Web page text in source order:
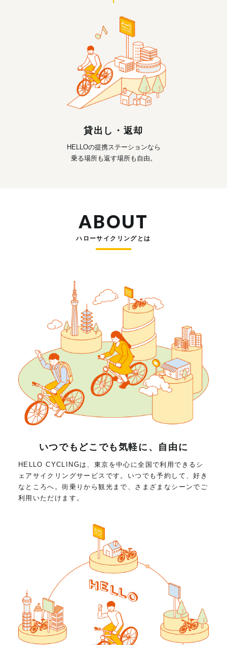
貸出し・返却
HELLOの提携ステーションなら
乗る場所も返す場所も自由。
ABOUT
ハローサイクリングとは
いつでもどこでも気軽に、自由に
HELLO CYCLINGは、東京を中心に全国で利用できるシ
ェアサイクリングサービスです。いつでも予約して、好き
なところへ。街乗りから観光まで、さまざまなシーンでご
利用いただけます。